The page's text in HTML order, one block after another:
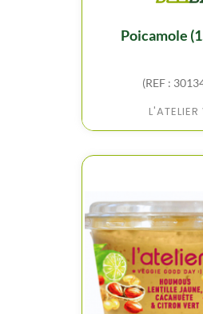
poicamole
(REF :
L'ATELIER